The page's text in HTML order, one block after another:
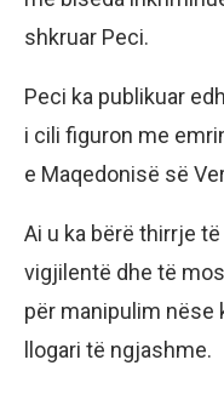
shkruar Peci.
Peci ka publikuar
i cili figuron me
e Maqedonisë së
Ai u ka bërë thirrje
vigjilentë dhe të
për manipulim nëse
llogari të ngjashme.